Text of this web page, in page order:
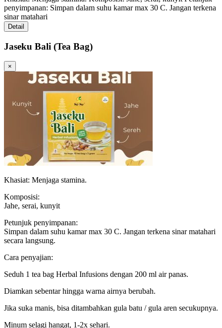
penyimpanan: Simpan dalam suhu kamar max 30 C. Jangan terkena
sinar matahari
Detail
Jaseku Bali (Tea Bag)
×
Khasiat: Menjaga stamina.
Komposisi:
Jahe, serai, kunyit
Petunjuk penyimpanan:
Simpan dalam suhu kamar max 30 C. Jangan terkena sinar matahari
secara langsung.
Cara penyajian:
Seduh 1 tea bag Herbal Infusions dengan 200 ml air panas.
Diamkan sebentar hingga warna airnya berubah.
Jika suka manis, bisa ditambahkan gula batu / gula aren secukupnya.
Minum selagi hangat, 1-2x sehari.